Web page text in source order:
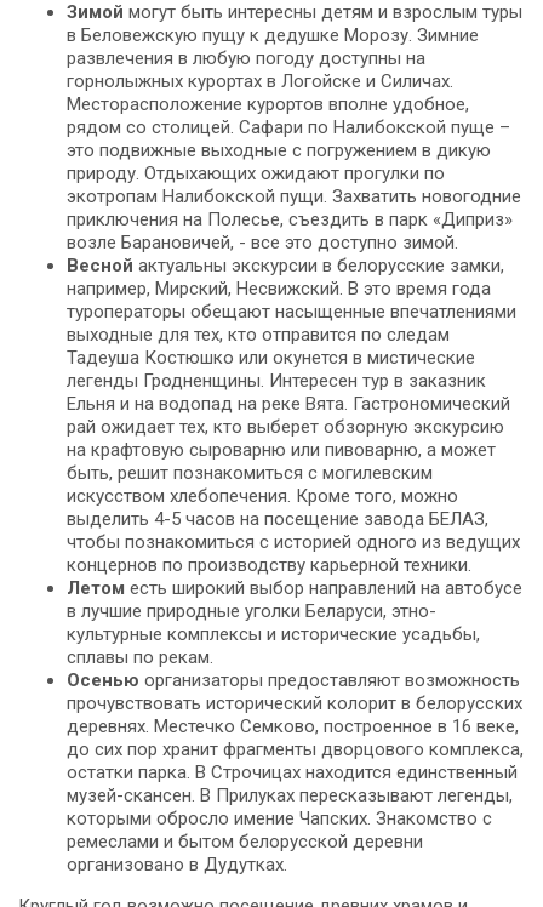
Зимой могут быть интересны детям и взрослым туры
в Беловежскую пущу к дедушке Морозу. Зимние
развлечения в любую погоду доступны на
горнолыжных курортах в Логойске и Силичах.
Месторасположение курортов вполне удобное,
рядом со столицей. Сафари по Налибокской пуще –
это подвижные выходные с погружением в дикую
природу. Отдыхающих ожидают прогулки по
экотропам Налибокской пущи. Захватить новогодние
приключения на Полесье, съездить в парк «Диприз»
возле Барановичей, - все это доступно зимой.
Весной актуальны экскурсии в белорусские замки,
например, Мирский, Несвижский. В это время года
туроператоры обещают насыщенные впечатлениями
выходные для тех, кто отправится по следам
Тадеуша Костюшко или окунется в мистические
легенды Гродненщины. Интересен тур в заказник
Ельня и на водопад на реке Вята. Гастрономический
рай ожидает тех, кто выберет обзорную экскурсию
на крафтовую сыроварню или пивоварню, а может
быть, решит познакомиться с могилевским
искусством хлебопечения. Кроме того, можно
выделить 4-5 часов на посещение завода БЕЛАЗ,
чтобы познакомиться с историей одного из ведущих
концернов по производству карьерной техники.
Летом есть широкий выбор направлений на автобусе
в лучшие природные уголки Беларуси, этно-
культурные комплексы и исторические усадьбы,
сплавы по рекам.
Осенью организаторы предоставляют возможность
прочувствовать исторический колорит в белорусских
деревнях. Местечко Семково, построенное в 16 веке,
до сих пор хранит фрагменты дворцового комплекса,
остатки парка. В Строчицах находится единственный
музей-скансен. В Прилуках пересказывают легенды,
которыми обросло имение Чапских. Знакомство с
ремеслами и бытом белорусской деревни
организовано в Дудутках.